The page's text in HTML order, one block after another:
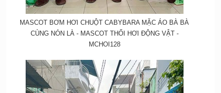
MASCOT BƠM HƠI CHUỘT CABYBARA MẶC ÁO BÀ BÀ
CÙNG NÓN LÀ - MASCOT THỔI HƠI ĐỘNG VẬT -
MCHOI128